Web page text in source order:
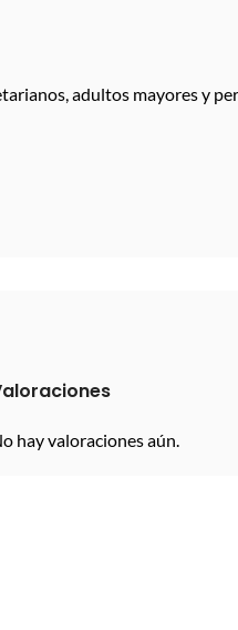
adultos mayores y
hay valoraciones aún.